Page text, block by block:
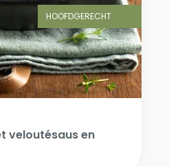
HOOFDGERECHT
veloutésaus en